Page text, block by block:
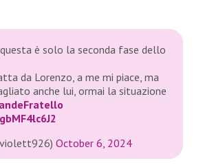
è solo la seconda fase dello
da Lorenzo, a me mi piace, ma
anche lui, ormai la situazione
October 6, 2024